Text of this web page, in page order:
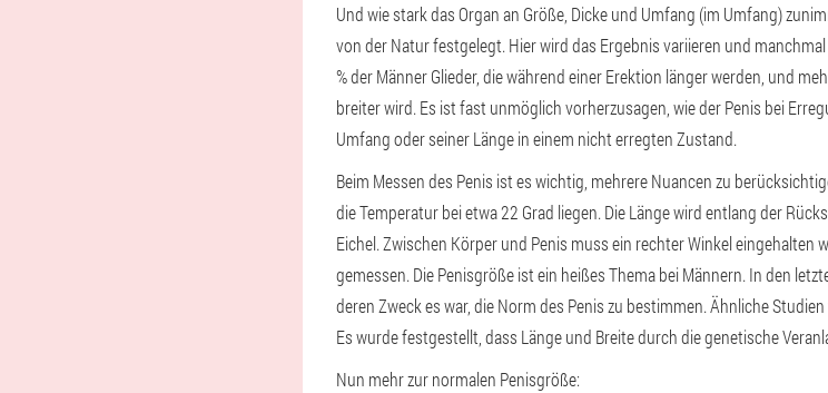
Und wie stark das Organ an Größe, Dicke und Umfang (im Umfang)
von der Natur festgelegt. Hier wird das Ergebnis variieren und
% der Männer Glieder, die während einer Erektion länger werden, und
breiter wird. Es ist fast unmöglich vorherzusagen, wie der Penis bei
Umfang oder seiner Länge in einem nicht erregten Zustand.
Beim Messen des Penis ist es wichtig, mehrere Nuancen zu
die Temperatur bei etwa 22 Grad liegen. Die Länge wird entlang der
Eichel. Zwischen Körper und Penis muss ein rechter Winkel eingehalten
gemessen. Die Penisgröße ist ein heißes Thema bei Männern. In den
deren Zweck es war, die Norm des Penis zu bestimmen. Ähnliche
Es wurde festgestellt, dass Länge und Breite durch die genetische
Nun mehr zur normalen Penisgröße: